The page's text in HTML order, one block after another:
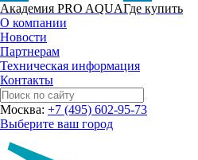
Академия PRO AQUAГде купить
О компании
Новости
Партнерам
Техническая информация
Контакты
Москва: +7 (495) 602-95-73
Выберите ваш город